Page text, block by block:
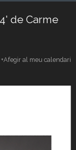
de Carme
+Afegir al meu calendari